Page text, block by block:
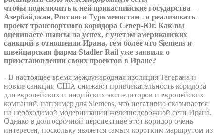
чтобы подключить к ней прикаспийские государства –
Азербайджан, Россию и Туркменистан - и реализовать
проект транспортного коридора Север-Юг. Как вы
оцениваете шансы на успех, с учетом американских
санкций в отношении Ирана, тем более что Siemens и
швейцарская фирма Stadler Rail уже заявили о
приостановлении своих проектов в Иране?
- В настоящее время международная изоляция Тегерана и
новые санкции США снижают привлекательность коридора
для европейских и индийских экспедиторов и европейских
компаний, например для Siemens, что негативно сказывается
на необходимой модернизации железнодорожной сети Ирана.
Однако в долгосрочной перспективе этот коридор очень
интересен, поскольку является самым коротким маршрутом из